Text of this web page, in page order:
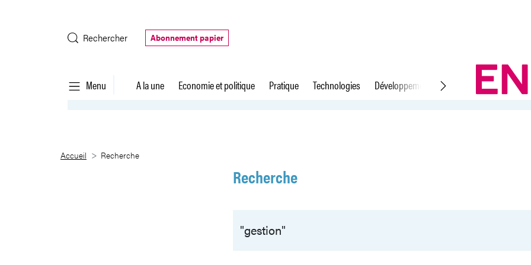
Rechercher
Abonnement papier
Menu A la une Economie et politique Pratique Technologies Développement durable Droit du travail
Recherche
Accueil Recherche
Recherche